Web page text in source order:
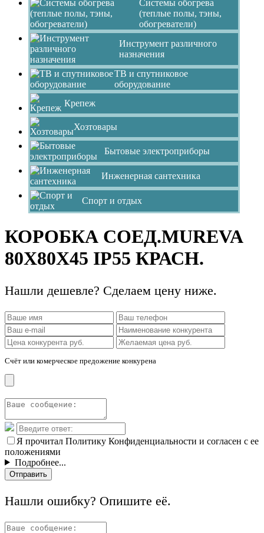
Системы обогрева
(теплые полы, тэны,
обогреватели)
Инструмент различного
назначения
ТВ и спутниковое
оборудование
Крепеж
Хозтовары
Бытовые электроприборы
Инженерная сантехника
Спорт и отдых
КОРОБКА СОЕД.MUREVA
80Х80Х45 IP55 КРАСН.
Нашли дешевле? Сделаем цену ниже.
Счёт или комерческое предожение конкурена
Я прочитал Политику Конфиденциальности и согласен с ее
положениями
Подробнее...
Отправить
Нашли ошибку? Опишите её.